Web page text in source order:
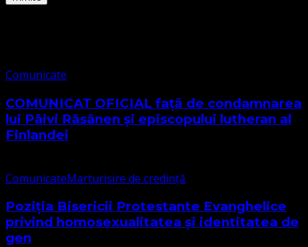
Comunicate
COMUNICAT OFICIAL față de condamnarea
lui Päivi Räsänen și episcopului lutheran al
Finlandei
ComunicateMarturisire de credință
Poziția Bisericii Protestante Evanghelice
privind homosexualitatea și identitatea de
gen